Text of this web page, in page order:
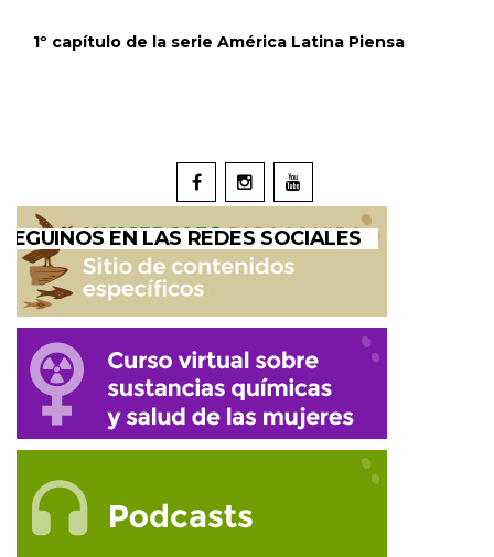
1º capítulo de la serie América Latina Piensa
SEGUINOS EN LAS REDES SOCIALES